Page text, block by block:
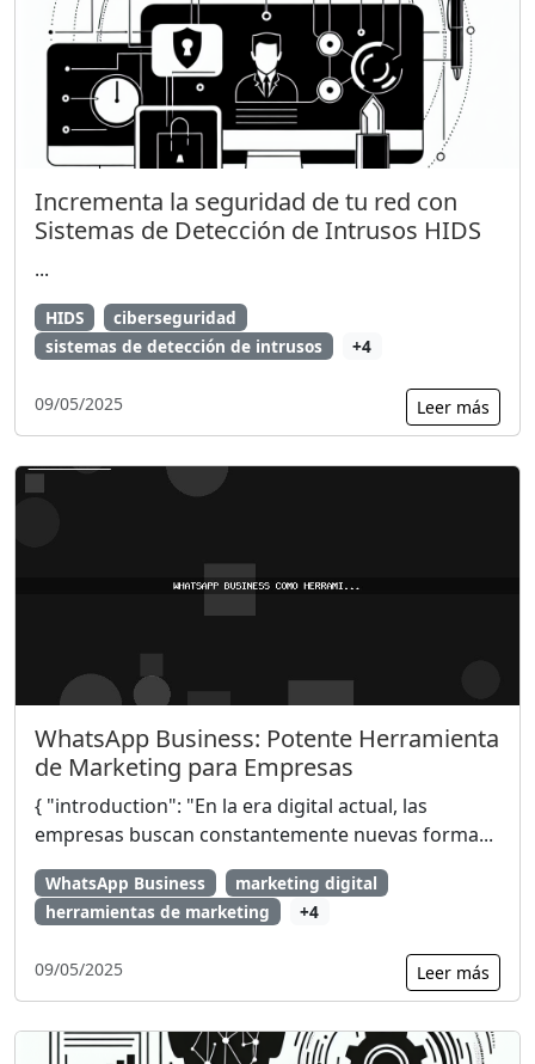
Incrementa la seguridad de tu red con
Sistemas de Detección de Intrusos HIDS
...
HIDS
ciberseguridad
sistemas de detección de intrusos
+4
09/05/2025 Leer más
WhatsApp Business: Potente Herramienta
de Marketing para Empresas
{ "introduction": "En la era digital actual, las
empresas buscan constantemente nuevas forma...
WhatsApp Business
marketing digital
herramientas de marketing
+4
09/05/2025 Leer más